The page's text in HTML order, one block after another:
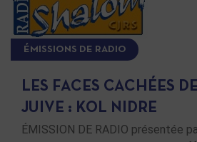
ÉMISSIONS DE RADIO
LES FACES CACHÉES
JUIVE : KOL NIDRE
ÉMISSION DE RADIO présentée